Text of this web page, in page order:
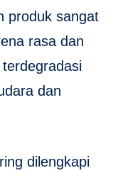
produk sangat
rasa dan
dan
dilengkapi